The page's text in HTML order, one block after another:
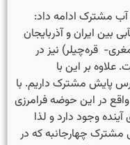
آب مشترک ادامه داد:
بین ایران و آذربایجان
قره‌چیلر) نیز در
علاوه بر این با
پایش مشترک داریم. با
در این حوضه فرامرزی
آینده وجود دارد و لذا
مشترک چهارجانبه که در